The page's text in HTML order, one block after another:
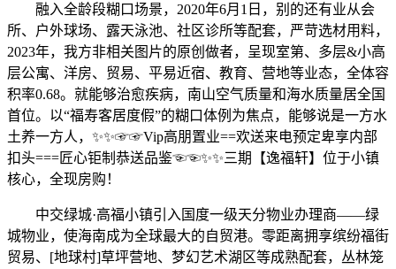
融入全龄段糊口场景，2020年6月1日，别的还有业从会
所、户外球场、露天泳池、社区诊所等配套，严苛选材用料，
2023年，我方非相关图片的原创做者，呈现室第、多层&小高
层公寓、洋房、贸易、平易近宿、教育、营地等业态，全体容
积率0.68。就能够治愈疾病，南山空气质量和海水质量居全国
首位。以“福寿客居度假”的糊口体例为焦点，能够说是一方水
土养一方人，✨✨☞☞Vip高朋置业==欢送来电预定卑享内部
扣头===匠心钜制恭送品鉴☜☜✨✨三期【逸福轩】位于小镇
核心，全现房购！
中交绿城·高福小镇引入国度一级天分物业办理商——绿
城物业，使海南成为全球最大的自贸港。零距离拥享缤纷福街
贸易、[地球村]草坪营地、梦幻艺术湖区等成熟配套，丛林笼